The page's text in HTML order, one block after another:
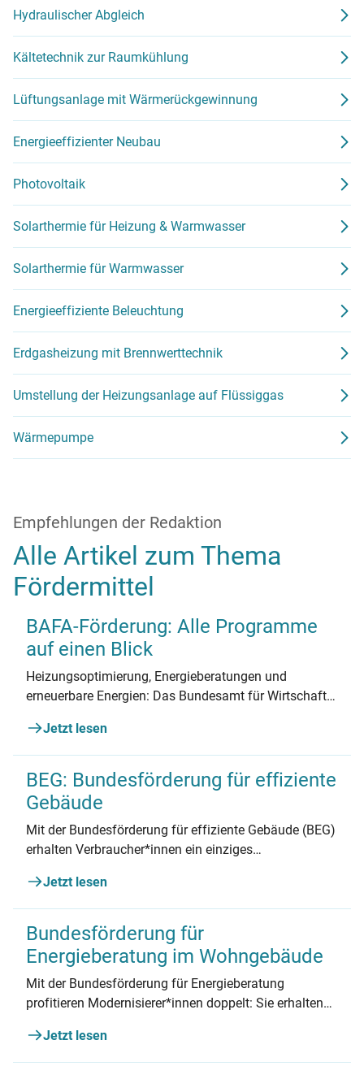
Hydraulischer Abgleich
Kältetechnik zur Raumkühlung
Lüftungsanlage mit Wärmerückgewinnung
Energieeffizienter Neubau
Photovoltaik
Solarthermie für Heizung & Warmwasser
Solarthermie für Warmwasser
Energieeffiziente Beleuchtung
Erdgasheizung mit Brennwerttechnik
Umstellung der Heizungsanlage auf Flüssiggas
Wärmepumpe
Empfehlungen der Redaktion
Alle Artikel zum Thema
Fördermittel
BAFA-Förderung: Alle Programme
auf einen Blick
Heizungsoptimierung, Energieberatungen und
erneuerbare Energien: Das Bundesamt für Wirtschaft
Fördermittel bereit. Hier finden Sie einen Überblick
über die BAFA-Förderung.
Jetzt lesen
BEG: Bundesförderung für effiziente
Gebäude
Mit der Bundesförderung für effiziente Gebäude (BEG)
erhalten Verbraucher*innen ein einziges
am Haus. Wie hoch die Fördersätze sind und wo man
sie erhält, lesen Sie hier.
Jetzt lesen
Bundesförderung für
Energieberatung im Wohngebäude
Mit der Bundesförderung für Energieberatung
profitieren Modernisierer*innen doppelt: Sie erhalten
erzielen die besten Ergebnisse für ihre Immobilie. So
funktioniert die Förderung.
Jetzt lesen